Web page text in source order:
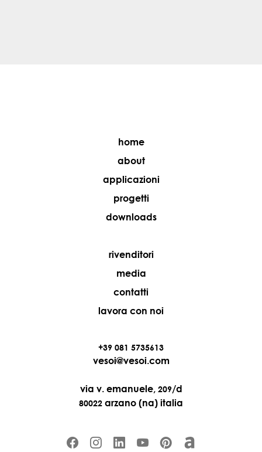
home
about
applicazioni
progetti
downloads
rivenditori
media
contatti
lavora con noi
+39 081 5735613
vesoi@vesoi.com
via v. emanuele, 209/d
80022 arzano (na) italia